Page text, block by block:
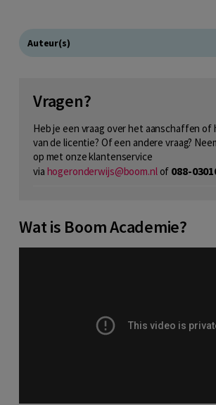
Auteur(s)
Vragen?
Heb je een vraag over het aanschaffen of
van de licentie? Of een andere vraag?
op met onze klantenservice
via hogeronderwijs@boom.nlof 088-
Wat is Boom Academie?